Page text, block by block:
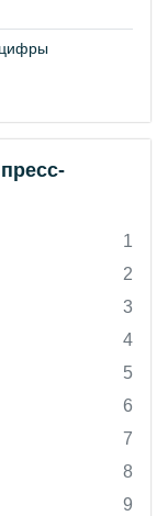
1
2
3
4
5
6
7
8
9